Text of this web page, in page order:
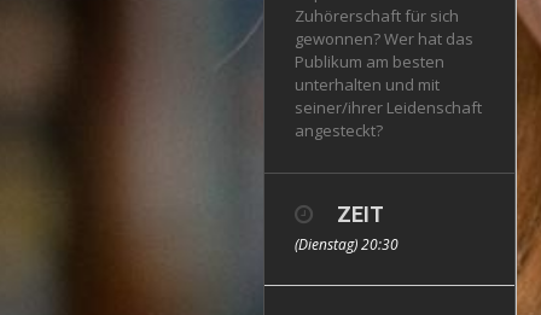
Zuhörerschaft für sich
gewonnen? Wer hat das
Publikum am besten
unterhalten und mit
seiner/ihrer Leidenschaft
angesteckt?
ZEIT
(Dienstag) 20:30